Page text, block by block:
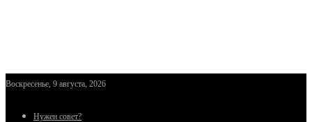
Воскресенье, 9 августа, 2026
Нужен совет?